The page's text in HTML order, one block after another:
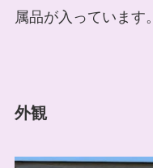
属品が入っています。
外観